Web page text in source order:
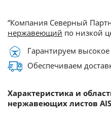
“Компания Северный
нержавеющий по низкой
Гарантируем высокое
Обеспечиваем
Характеристика и
нержавеющих листов